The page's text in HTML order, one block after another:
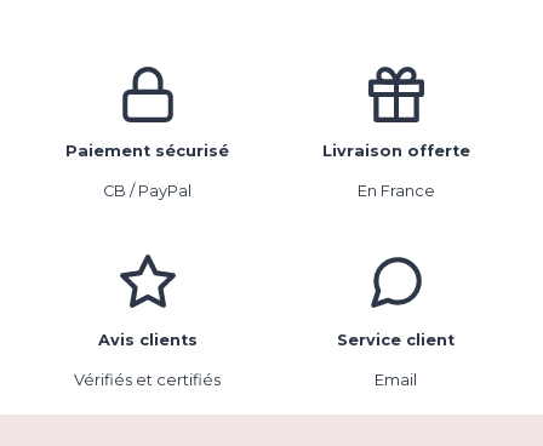
Paiement sécurisé
CB / PayPal
Livraison offerte
En France
Avis clients
Vérifiés et certifiés
Service client
Email